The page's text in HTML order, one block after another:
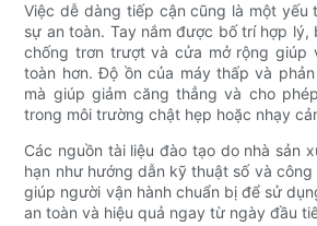
Việc dễ dàng tiếp cận cũng là một yếu
sự an toàn. Tay nắm được bố trí hợp
chống trơn trượt và cửa mở rộng giúp
toàn hơn. Độ ồn của máy thấp và
mà giúp giảm căng thẳng và cho
trong môi trường chật hẹp hoặc nhạy
Các nguồn tài liệu đào tạo do nhà sản
hạn như hướng dẫn kỹ thuật số và
giúp người vận hành chuẩn bị để sử
an toàn và hiệu quả ngay từ ngày đầu